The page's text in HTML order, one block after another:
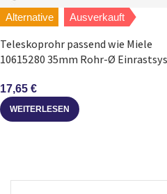
Alternative Ausverkauft
Teleskoprohr passend wie Miele
10615280 35mm Rohr-Ø
17,65 €
WEITERLESEN